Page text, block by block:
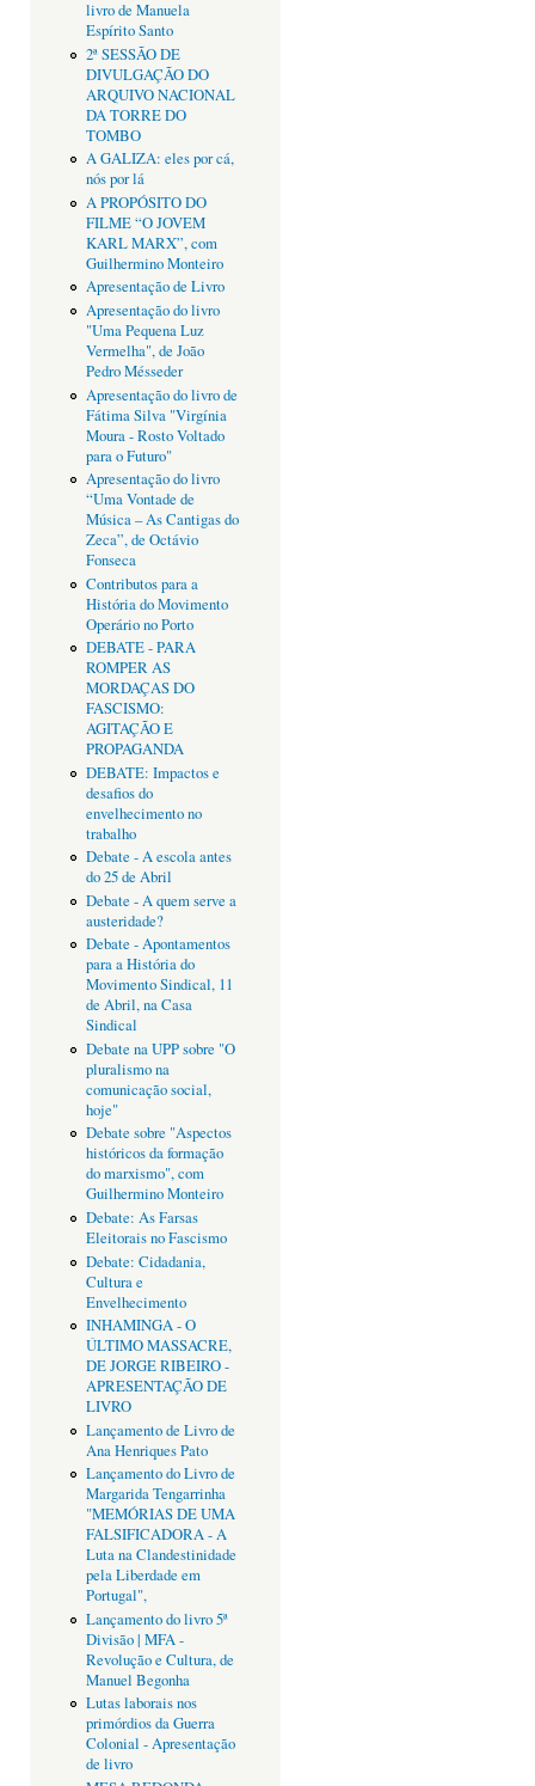
livro de Manuela
Espírito Santo
2ª SESSÃO DE
DIVULGAÇÃO DO
ARQUIVO NACIONAL
DA TORRE DO
TOMBO
A GALIZA: eles por cá,
nós por lá
A PROPÓSITO DO
FILME “O JOVEM
KARL MARX”, com
Guilhermino Monteiro
Apresentação de Livro
Apresentação do livro
"Uma Pequena Luz
Vermelha", de João
Pedro Mésseder
Apresentação do livro de
Fátima Silva "Virgínia
Moura - Rosto Voltado
para o Futuro"
Apresentação do livro
“Uma Vontade de
Música – As Cantigas do
Zeca”, de Octávio
Fonseca
Contributos para a
História do Movimento
Operário no Porto
DEBATE - PARA
ROMPER AS
MORDAÇAS DO
FASCISMO:
AGITAÇÃO E
PROPAGANDA
DEBATE: Impactos e
desafios do
envelhecimento no
trabalho
Debate - A escola antes
do 25 de Abril
Debate - A quem serve a
austeridade?
Debate - Apontamentos
para a História do
Movimento Sindical, 11
de Abril, na Casa
Sindical
Debate na UPP sobre "O
pluralismo na
comunicação social,
hoje"
Debate sobre "Aspectos
históricos da formação
do marxismo", com
Guilhermino Monteiro
Debate: As Farsas
Eleitorais no Fascismo
Debate: Cidadania,
Cultura e
Envelhecimento
INHAMINGA - O
ÚLTIMO MASSACRE,
DE JORGE RIBEIRO -
APRESENTAÇÃO DE
LIVRO
Lançamento de Livro de
Ana Henriques Pato
Lançamento do Livro de
Margarida Tengarrinha
"MEMÓRIAS DE UMA
FALSIFICADORA - A
Luta na Clandestinidade
pela Liberdade em
Portugal",
Lançamento do livro 5ª
Divisão | MFA -
Revolução e Cultura, de
Manuel Begonha
Lutas laborais nos
primórdios da Guerra
Colonial - Apresentação
de livro